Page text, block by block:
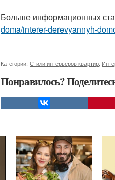
Больше информационных
doma/interer-derevyannyh-
Категории: Стили интерьеров квартир
Понравилось?